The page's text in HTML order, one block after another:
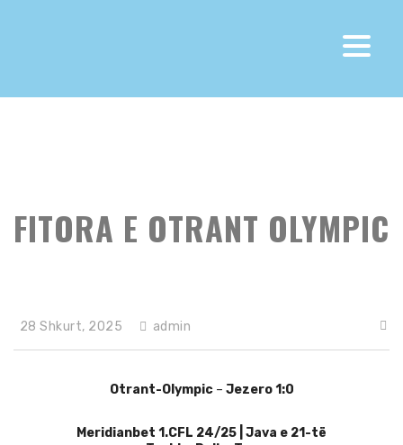
FITORA E OTRANT OLYMPIC
28 Shkurt, 2025 admin
Otrant-Olympic– Jezero 1:0
Meridianbet 1.CFL 24/25 | Java e 21-të